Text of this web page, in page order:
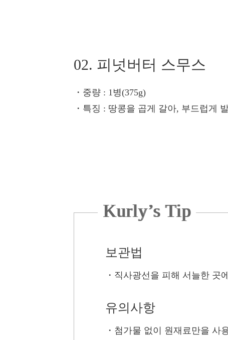
02. 피넛버터 스무스
・중량 : 1병(375g)
・특징 : 땅콩을 곱게 갈아, 부드럽게
Kurly’s Tip
보관법
・ 직사광선을 피해 서늘한 곳
유의사항
・ 첨가물 없이 원재료만을 사